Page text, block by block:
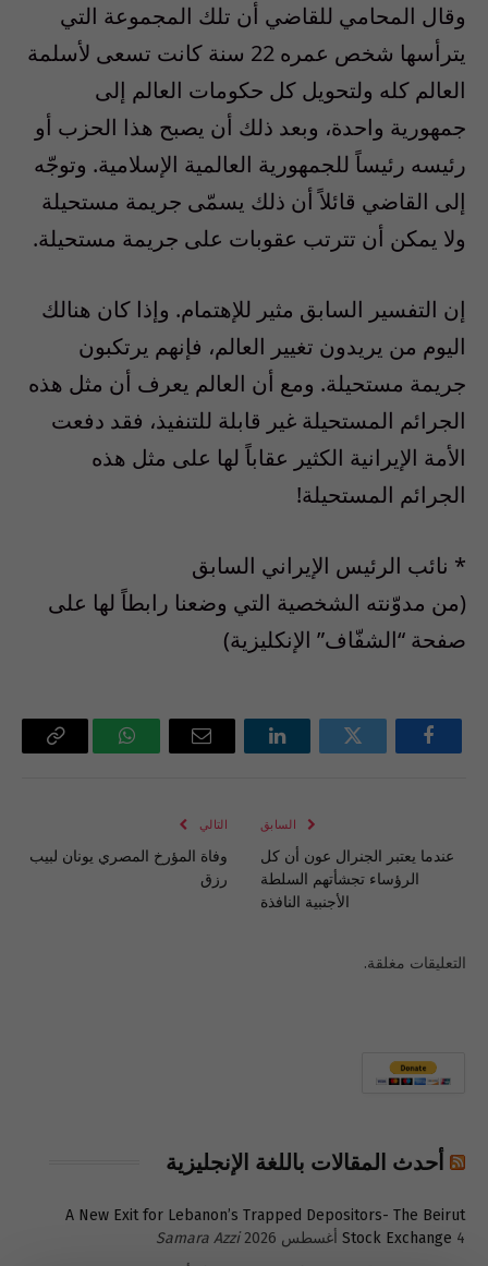
وقال المحامي للقاضي أن تلك المجموعة التي
يترأسها شخص عمره 22 سنة كانت تسعى لأسلمة
العالم كله ولتحويل كل حكومات العالم إلى
جمهورية واحدة، وبعد ذلك أن يصبح هذا الحزب أو
رئيسه رئيساً للجمهورية العالمية الإسلامية. وتوجّه
إلى القاضي قائلاً أن ذلك يسمّى جريمة مستحيلة
ولا يمكن أن تترتب عقوبات على جريمة مستحيلة.
إن التفسير السابق مثير للإهتمام. وإذا كان هنالك
اليوم من يريدون تغيير العالم، فإنهم يرتكبون
جريمة مستحيلة. ومع أن العالم يعرف أن مثل هذه
الجرائم المستحيلة غير قابلة للتنفيذ، فقد دفعت
الأمة الإيرانية الكثير عقاباً لها على مثل هذه
الجرائم المستحيلة!
* نائب الرئيس الإيراني السابق
(من مدوّنته الشخصية التي وضعنا رابطاً لها على
صفحة “الشفّاف” الإنكليزية)
فيسبوك تويتر لينكدإن
البريد
واتساب Copy
السابق
عندما يعتبر الجنرال عون أن كل
الرؤساء تجشأتهم السلطة
الأجنبية النافذة
التالي
وفاة المؤرخ المصري يونان لبيب
رزق
التعليقات مغلقة.
أحدث المقالات باللغة الإنجليزية
A New Exit for Lebanon’s Trapped Depositors- The Beirut
Stock Exchange 4 أغسطس 2026
Samara Azzi